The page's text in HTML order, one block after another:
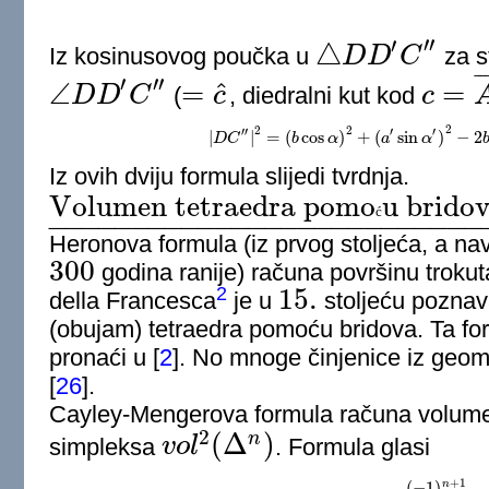
Iz kosinusovog poučka u △DD′C′′
△DD′C″ za
∠DD′C′′
∠D D′C″ (= c
^
=c^ , diedralni kut kod c = ¯¯
c= AB¯
DC′′ 2 = (bcos α)2 + (a′ sin α′ )2 − 2b
|D C″|2=(bcosα)2 +(a sinα′)2 − ba′ sin
Iz ovih dviju formula slijedi tvrdnja.
Volumen tetraedra pomoću
−−−−−−−−−−−−−−−−−−−−−−−−−−
Volumen tetraedra pomoću bridova._
Heronova formula (iz prvog stoljeća, a
300
300
godina ranije) računa površinu
della Francesca2je u 15.
15.
stoljeću
(obujam) tetraedra pomoću bridova. Ta
pronaći u [2]. No mnoge činjenice iz
[26].
Cayley-Mengerova formula računa
simpleksa vol2(Δn )
vol2(Δ ) . Formula glasi
n+1